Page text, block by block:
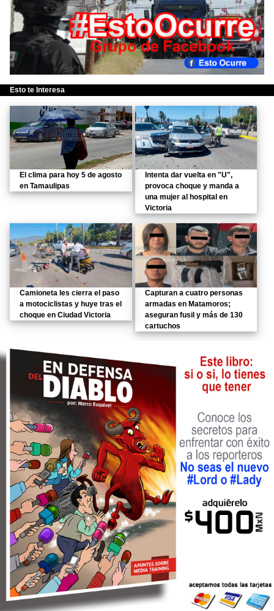
Esto te Interesa
El clima para hoy 5 de agosto
en Tamaulipas
Intenta dar vuelta en "U",
provoca choque y manda a
una mujer al hospital en
Victoria
Camioneta les cierra el paso
a motociclistas y huye tras el
choque en Ciudad Victoria
Capturan a cuatro personas
armadas en Matamoros;
aseguran fusil y más de 130
cartuchos